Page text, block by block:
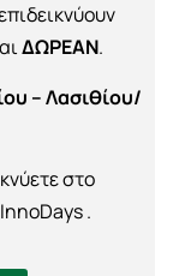
ΔΩΡΕΑΝ.
– Λασιθίου/
στο
.